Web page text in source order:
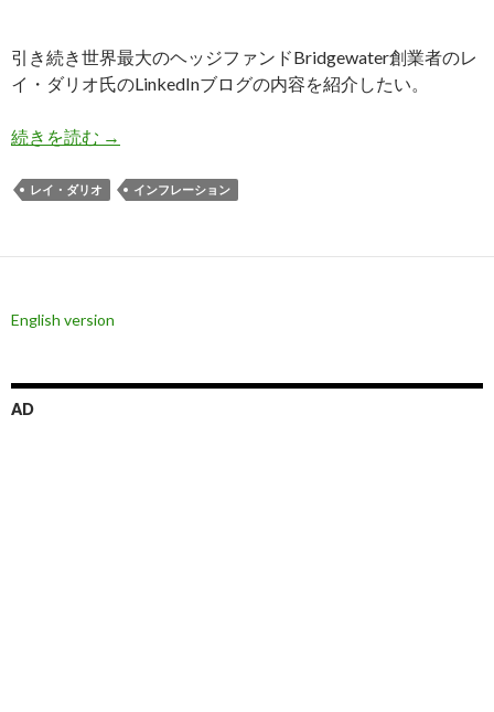
引き続き世界最大のヘッジファンドBridgewater創業者のレ
イ・ダリオ氏のLinkedInブログの内容を紹介したい。
続きを読む 世界最大のヘッジファンド: 富裕層から富を奪お
→
レイ・ダリオ インフレーション
English version
AD